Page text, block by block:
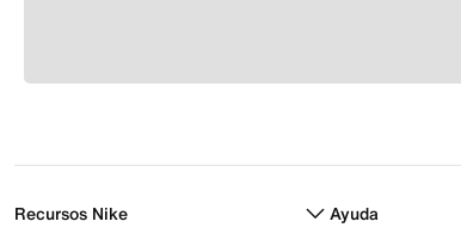
Recursos Nike Ayuda